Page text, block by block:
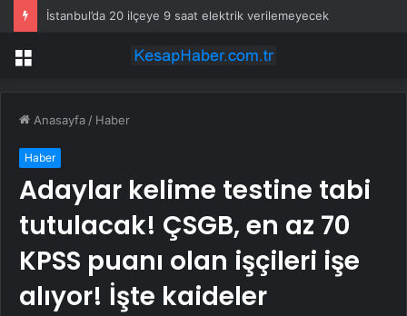
İstanbul’da 20 ilçeye 9 saat elektrik verilemeyecek
Menü
Anasayfa / Haber
Haber
Adaylar kelime testine tabi
tutulacak! ÇSGB, en az 70
KPSS puanı olan işçileri işe
alıyor! İşte kaideler